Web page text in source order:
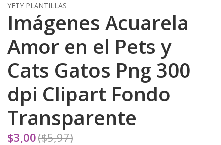
YETY PLANTILLAS
Imágenes Acuarela
Amor en el Pets y
Cats Gatos Png 300
dpi Clipart Fondo
Transparente
$3,00($5,97)